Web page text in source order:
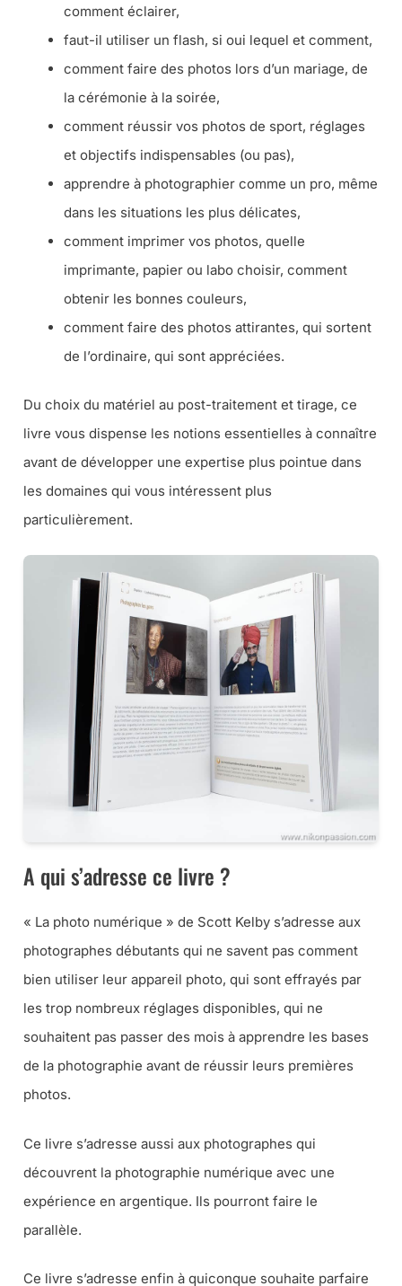
comment éclairer,
faut-il utiliser un flash, si oui lequel et comment,
comment faire des photos lors d’un mariage, de
la cérémonie à la soirée,
comment réussir vos photos de sport, réglages
et objectifs indispensables (ou pas),
apprendre à photographier comme un pro, même
dans les situations les plus délicates,
comment imprimer vos photos, quelle
imprimante, papier ou labo choisir, comment
obtenir les bonnes couleurs,
comment faire des photos attirantes, qui sortent
de l’ordinaire, qui sont appréciées.
Du choix du matériel au post-traitement et tirage, ce
livre vous dispense les notions essentielles à connaître
avant de développer une expertise plus pointue dans
les domaines qui vous intéressent plus
particulièrement.
A qui s’adresse ce livre ?
« La photo numérique » de Scott Kelby s’adresse aux
photographes débutants qui ne savent pas comment
bien utiliser leur appareil photo, qui sont effrayés par
les trop nombreux réglages disponibles, qui ne
souhaitent pas passer des mois à apprendre les bases
de la photographie avant de réussir leurs premières
photos.
Ce livre s’adresse aussi aux photographes qui
découvrent la photographie numérique avec une
expérience en argentique. Ils pourront faire le
parallèle.
Ce livre s’adresse enfin à quiconque souhaite parfaire